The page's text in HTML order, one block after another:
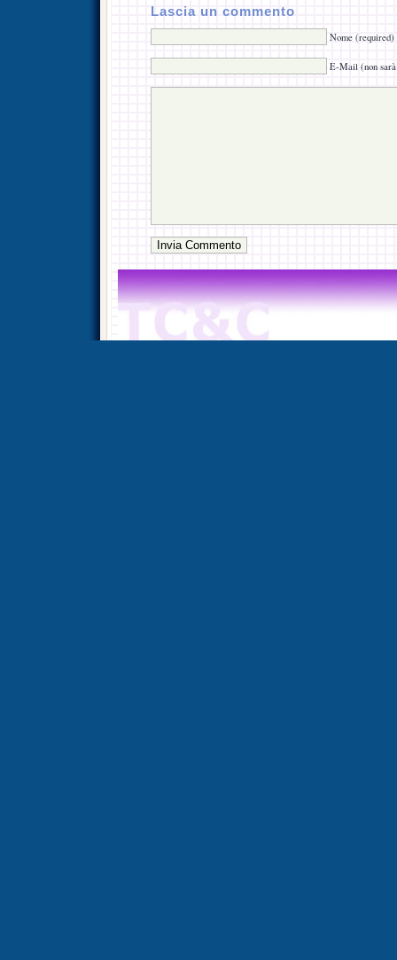
Lascia un commento
Nome (required)
E-Mail (non